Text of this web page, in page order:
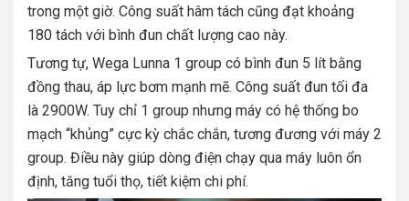
trong một giờ. Công suất hâm tách cũng đạt khoảng
180 tách với bình đun chất lượng cao này.
Tương tự, Wega Lunna 1 group có bình đun 5 lít bằng
đồng thau, áp lực bơm mạnh mẽ. Công suất đun tối đa
là 2900W. Tuy chỉ 1 group nhưng máy có hệ thống bo
mạch “khủng” cực kỳ chắc chắn, tương đương với máy 2
group. Điều này giúp dòng điện chạy qua máy luôn ổn
định, tăng tuổi thọ, tiết kiệm chi phí.